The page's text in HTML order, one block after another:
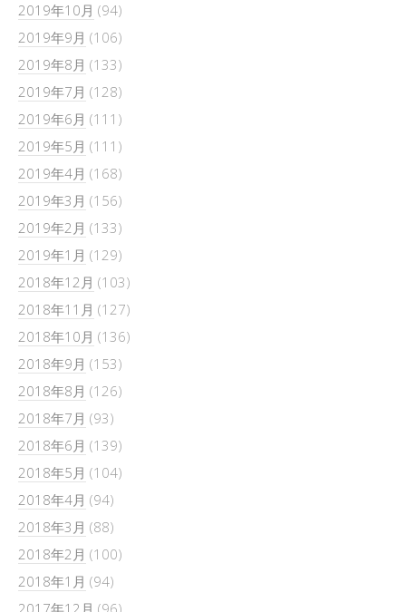
2019年10月 (94)
2019年9月 (106)
2019年8月 (133)
2019年7月 (128)
2019年6月 (111)
2019年5月 (111)
2019年4月 (168)
2019年3月 (156)
2019年2月 (133)
2019年1月 (129)
2018年12月 (103)
2018年11月 (127)
2018年10月 (136)
2018年9月 (153)
2018年8月 (126)
2018年7月 (93)
2018年6月 (139)
2018年5月 (104)
2018年4月 (94)
2018年3月 (88)
2018年2月 (100)
2018年1月 (94)
2017年12月 (96)